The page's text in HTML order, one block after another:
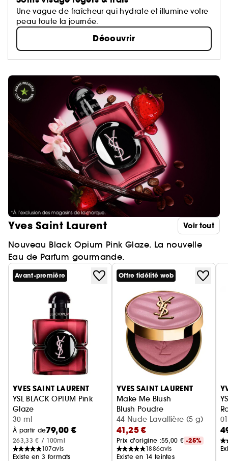
Une vague de fraîcheur qui hydrate et illumine votre
peau toute la journée.
Découvrir
Yves Saint Laurent
Nouveau Black Opium Pink Glaze. La nouvelle
Eau de Parfum gourmande.
Voir tout
Ignorer le carrousel produits
Avant-première
YVES SAINT LAURENT
YSL BLACK OPIUM Pink
Glaze
Eau de Parfum femme ambrée florale & note de fraise
30 ml
À partir de79,00 €
263,33 € / 100ml
107avis
Existe en 3 formats
Offre fidélité web
YVES SAINT LAURENT
Make Me Blush
Blush Poudre
44 Nude Lavallière (5 g)
41,25 €
Prix d'origine :55,00 € -25%
1886avis
Existe en 14 teintes